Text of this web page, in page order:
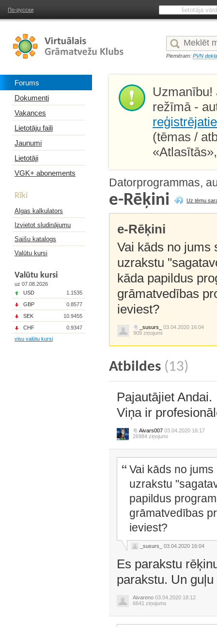
По-русски
Piemēram: PVN
Forums
Dokumenti
Vakances
Lietotāju faili
Jaunumi
Lietotāji
VGK+ abonements
Rīki
Algas kalkulators
Izvietot sludinājumu
Saišu katalogs
Valūtu kursi
Valūtu kursi
uz 07.08.2026
USD
1.1535
GBP
0.8577
SEK
10.9455
CHF
0.9347
visu valūtu kursi
Uzmanību!
režīmā -
(tēmas /
Datorprogrammas,
e-Rēķini Uz tēmu
e-Rēķini
Vai kāds no jums
uzrakstu
kāda papildus
grāmatvedības
ieviest?
_susurs_
03.04.2020 16:04
909 ziņojumi
Atbildes (13)
Pajautājiet Andai.
Viņa ir
Aivars007 03.04.2020 16:17
26984 ziņojumi
Vai kāds no
uzrakstu
papildus
grāmatvedības
ieviest?
_susurs_ 03.04.2020 16:04
Es parakstu
parakstu. Un
Aivareno 03.04.2020 18:12
6641 ziņojums